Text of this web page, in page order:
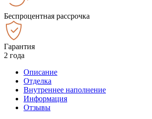
Беспроцентная рассрочка
Гарантия
2 года
Описание
Отделка
Внутреннее наполнение
Информация
Отзывы